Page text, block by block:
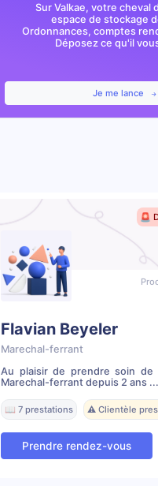
Sur Valkae, votre cheval
espace de stockage
Ordonnances, comptes
Déposez ce qu'il
Je me lance
🚨
Flavian Beyeler
Marechal-ferrant
Au plaisir de prendre soin
Marechal-ferrant depuis 2 ans ...
📖 7 prestations ⚠️ Clientèle
Prendre rendez-vous